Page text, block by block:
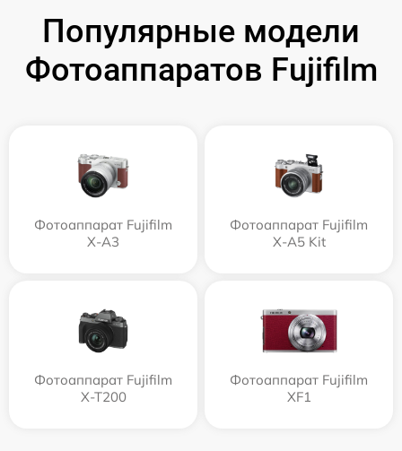
Популярные модели
Фотоаппаратов Fujifilm
Фотоаппарат Fujifilm
X-A3
Фотоаппарат Fujifilm
X-A5 Kit
Фотоаппарат Fujifilm
X-T200
Фотоаппарат Fujifilm
XF1